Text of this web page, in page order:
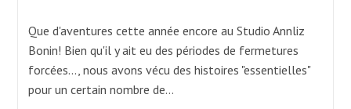
Que d'aventures cette année encore au Studio Annliz
Bonin! Bien qu'il y ait eu des périodes de fermetures
forcées..., nous avons vécu des histoires "essentielles"
pour un certain nombre de…